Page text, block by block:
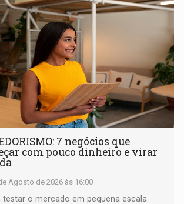
7 negócios que
com pouco dinheiro e virar
Agosto de 2026 às 16:00
testar o mercado em pequena escala